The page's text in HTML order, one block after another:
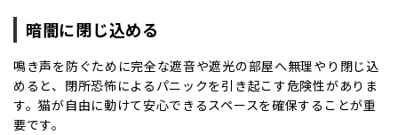
暗闇に閉じ込める
鳴き声を防ぐために完全な遮音や遮光の部屋へ無理やり閉じ込
めると、閉所恐怖によるパニックを引き起こす危険性がありま
す。猫が自由に動けて安心できるスペースを確保することが重
要です。